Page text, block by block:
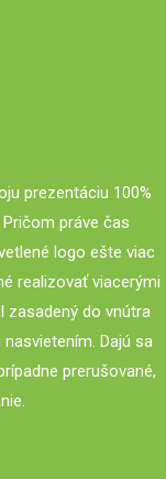
prezentáciu 100%
práve čas
logo ešte viac
realizovať viacerými
zasadený do vnútra
Dajú sa
prerušované,